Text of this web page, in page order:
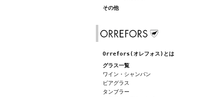
その他
Orrefors(オレフォス)とは
グラス一覧
ワイン・シャンパン
ビアグラス
タンブラー